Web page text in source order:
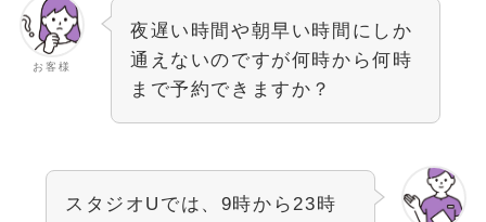
お客様
夜遅い時間や朝早い時間にしか
通えないのですが何時から何時
まで予約できますか？
スタジオUでは、9時から23時